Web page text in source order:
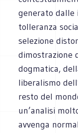
generato dalle
tolleranza
selezione
dimostrazione
dogmatica,
liberalismo
resto del
un’analisi
avvenga